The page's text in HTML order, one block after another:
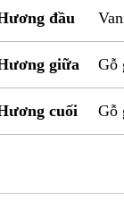
đầu
giữa Gỗ
cuối Gỗ